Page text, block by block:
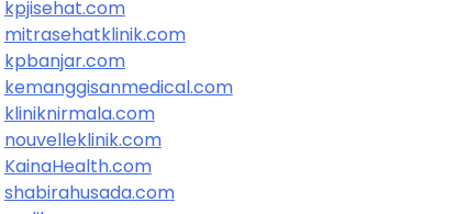
kpjisehat.com
mitrasehatklinik.com
kpbanjar.com
kemanggisanmedical.com
kliniknirmala.com
nouvelleklinik.com
KainaHealth.com
shabirahusada.com